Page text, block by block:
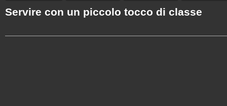
Servire con un piccolo tocco di classe